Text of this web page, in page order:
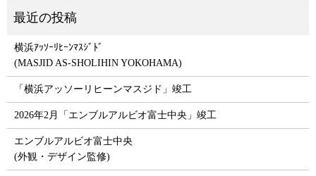
横浜ｱｯｿｰﾘﾋｰﾝﾏｽｼﾞﾄﾞ
(MASJID AS-SHOLIHIN YOKOHAMA)
「横浜アッソーリヒーンマスジド」竣工
2026年2月「エンブルアルビオ富士中央」竣工
エンブルアルビオ富士中央
(外観・デザイン監修)